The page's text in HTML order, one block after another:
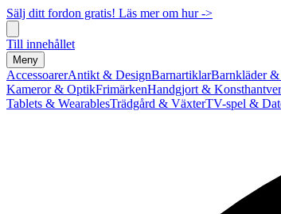
Sälj ditt fordon gratis! Läs mer om hur ->
Till innehållet
Meny
AccessoarerAntikt & DesignBarnartiklarBarnkläder
Kameror & OptikFrimärkenHandgjort &
Tablets & WearablesTrädgård & VäxterTV-spel &